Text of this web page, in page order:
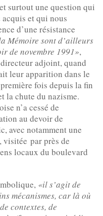
surtout une question qui
et qui nous
d’une résistance
Mémoire sont d’ailleurs
de novembre 1991»,
adjoint, quand
leur apparition dans le
fois depuis la fin
la chute du nazisme.
n’a cessé de
au devoir de
avec notamment une
visitée par près de
locaux du boulevard
«il s’agit de
mécanismes, car là où
contextes, de